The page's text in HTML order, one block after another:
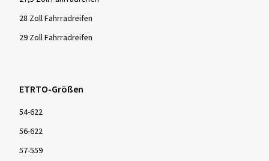
28 Zoll Fahrradreifen
29 Zoll Fahrradreifen
ETRTO-Größen
54-622
56-622
57-559